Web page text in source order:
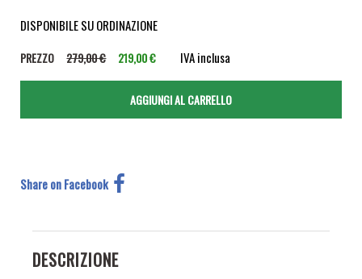
DISPONIBILE SU ORDINAZIONE
PREZZO 279,00 € 219,00 € IVA inclusa
Share on Facebook
DESCRIZIONE